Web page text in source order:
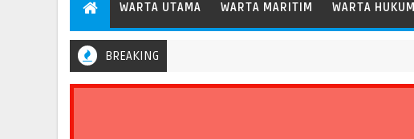
WARTA UTAMA WARTA MARITIM WARTA HUKUM
BREAKING
Patimban Perdana Layani Kapal Peti Kemas Besar Kelas Panamax